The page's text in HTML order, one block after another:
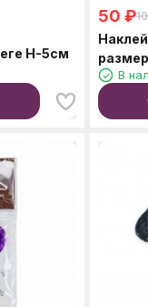
Н-5см
50 ₽
В